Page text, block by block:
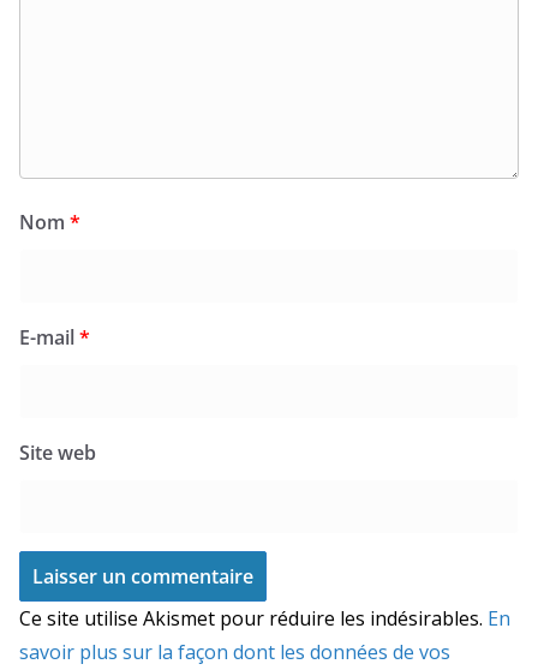
Nom *
E-mail*
Site web
Ce site utilise Akismet pour réduire les indésirables. En
savoir plus sur la façon dont les données de vos